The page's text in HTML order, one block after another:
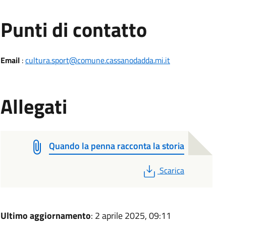
Punti di contatto
Email:cultura.sport@comune.cassanodadda.mi.it
Allegati
Quando la penna racconta la storia
PDF
Scarica
Ultimo aggiornamento: 2 aprile 2025, 09:11